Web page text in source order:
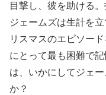
目撃し、彼を助ける
ジェームズは生計を
リスマスのエピソー
にとって最も困難で
は、いかにしてジェ
か？